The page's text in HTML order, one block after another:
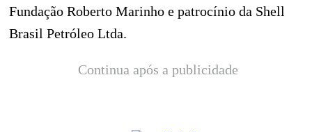
Fundação Roberto Marinho e patrocínio da Shell
Brasil Petróleo Ltda.
Continua após a publicidade